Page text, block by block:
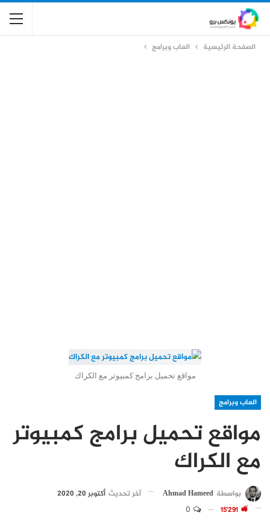
الصفحة الرئيسية العاب وبرامج
مواقع تحميل برامج كمبيوتر مع الكراك
العاب وبرامج
مواقع تحميل برامج كمبيوتر
مع الكراك
بواسطة Ahmad Hameed آخر تحديث أكتوبر 20, 2020